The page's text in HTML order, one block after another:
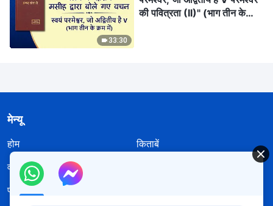
33:30
की पवित्रता (II)" (भाग तीन के
मेन्यू
होम
किताबें
वीडियो
पाठ